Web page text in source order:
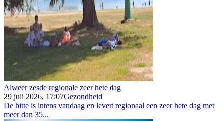
Alweer zesde regionale zeer hete dag
29 juli 2026, 17:07Gezondheid
De hitte is intens vandaag en levert regionaal een zeer hete dag met
meer dan 35...